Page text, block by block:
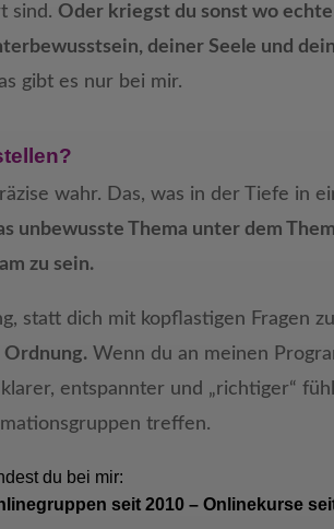
sind. Oder kriegst du sonst wo echte
deiner Seele und
gibt es nur bei mir.
wahr. Das, was in der Tiefe in
unbewusste Thema unter dem
zu sein.
statt dich mit kopflastigen Fragen
Ordnung. Wenn du an meinen
entspannter und „richtiger“
treffen.
du bei mir:
seit 2010 –Onlinekurse